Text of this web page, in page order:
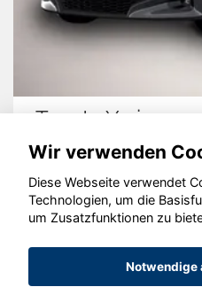
Toyota Yaris
©
Wir verwenden
Diese Webseite verwendet
Technologien, um die
um Zusatzfunktionen zu
Notwendige